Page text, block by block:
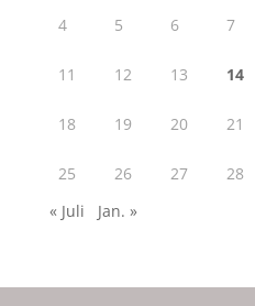
4 5 6 7
11 12 13 14
18 19 20 21
25 26 27 28
« Juli
Jan. »